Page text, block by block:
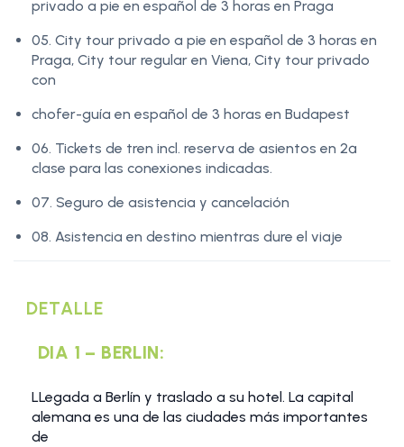
privado a pie en español de 3 horas en Praga
05. City tour privado a pie en español de 3 horas en
Praga, City tour regular en Viena, City tour privado
con
chofer-guía en español de 3 horas en Budapest
06. Tickets de tren incl. reserva de asientos en 2ª
clase para las conexiones indicadas.
07. Seguro de asistencia y cancelación
08. Asistencia en destino mientras dure el viaje
DETALLE
DIA 1 – BERLIN:
LLegada a Berlín y traslado a su hotel. La capital
alemana es una de las ciudades más importantes
de